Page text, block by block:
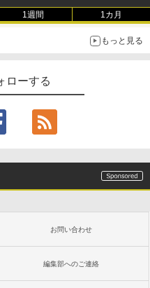
1週間 1カ月
もっと見る
ローする
お問い合わせ
編集部へのご連絡